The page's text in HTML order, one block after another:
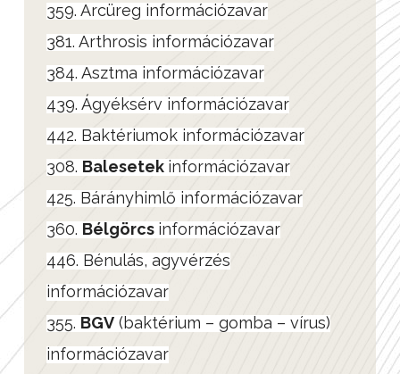
359. Arcüreg információzavar
381. Arthrosis információzavar
384. Asztma információzavar
439. Ágyéksérv információzavar
442. Baktériumok információzavar
308. Balesetek információzavar
425. Bárányhimlő információzavar
360. Bélgörcs információzavar
446. Bénulás, agyvérzés
információzavar
355. BGV (baktérium – gomba – vírus)
információzavar